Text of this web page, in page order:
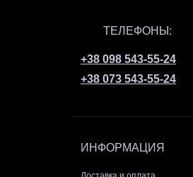
ТЕЛЕФОНЫ:
+38 098 543-55-24
+38 073 543-55-24
ИНФОРМАЦИЯ